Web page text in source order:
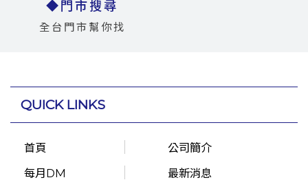
◆門市搜尋
全台門市幫你找
QUICK LINKS
首頁
公司簡介
每月DM
最新消息